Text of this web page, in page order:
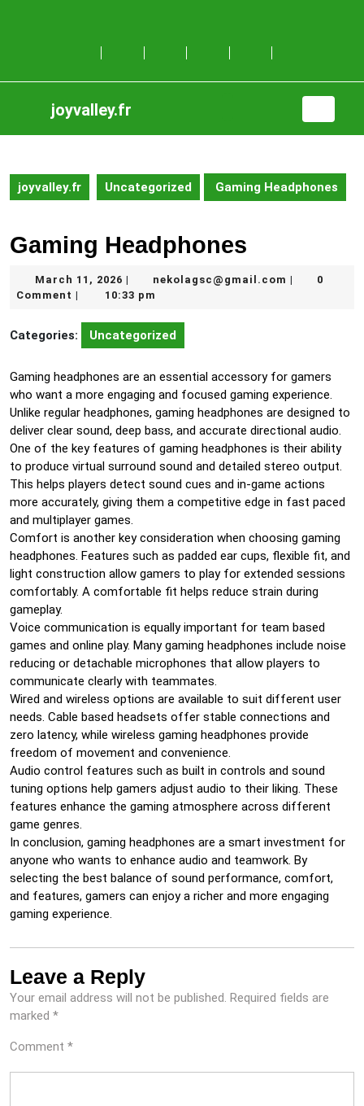
joyvalley.fr
joyvalley.fr Uncategorized Gaming Headphones
Gaming Headphones
March 11, 2026 March
11,
nekolagsc@gmail.com
0
Comment
10:33 pm
Categories: Uncategorized
Gaming headphones are an essential accessory for gamers
who want a more engaging and focused gaming experience.
Unlike regular headphones, gaming headphones are designed to
deliver clear sound, deep bass, and accurate directional audio.
One of the key features of gaming headphones is their ability
to produce virtual surround sound and detailed stereo output.
This helps players detect sound cues and in-game actions
more accurately, giving them a competitive edge in fast paced
and multiplayer games.
Comfort is another key consideration when choosing gaming
headphones. Features such as padded ear cups, flexible fit, and
light construction allow gamers to play for extended sessions
comfortably. A comfortable fit helps reduce strain during
gameplay.
Voice communication is equally important for team based
games and online play. Many gaming headphones include noise
reducing or detachable microphones that allow players to
communicate clearly with teammates.
Wired and wireless options are available to suit different user
needs. Cable based headsets offer stable connections and
zero latency, while wireless gaming headphones provide
freedom of movement and convenience.
Audio control features such as built in controls and sound
tuning options help gamers adjust audio to their liking. These
features enhance the gaming atmosphere across different
game genres.
In conclusion, gaming headphones are a smart investment for
anyone who wants to enhance audio and teamwork. By
selecting the best balance of sound performance, comfort,
and features, gamers can enjoy a richer and more engaging
gaming experience.
Leave a Reply
Your email address will not be published. Required fields are
marked *
Comment *